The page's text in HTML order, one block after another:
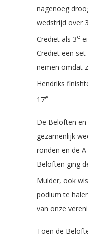
nagenoeg
wedstrijd over
Crediet als 3e
Crediet een
nemen omdat
Hendriks
17e
De Beloften
gezamenlijk
ronden en de
Beloften ging
Mulder, ook
podium te
van onze
Toen de